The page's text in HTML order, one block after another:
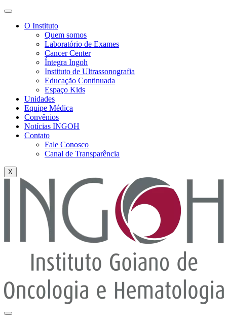
O Instituto
Quem somos
Laboratório de Exames
Cancer Center
Íntegra Ingoh
Instituto de Ultrassonografia
Educação Continuada
Espaço Kids
Unidades
Equipe Médica
Convênios
Notícias INGOH
Contato
Fale Conosco
Canal de Transparência
X